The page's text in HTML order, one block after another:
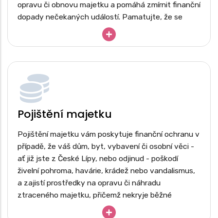
opravu či obnovu majetku a pomáhá zmírnit finanční
dopady nečekaných událostí. Pamatujte, že se
nevztahuje na běžné opotřebení ani úmyslné
Chata, chalupa či rekreační objekt
Garáž, kůlna, zahradní domek
Ploty, brány, opěrné zdi a zpevněné plochy
Bazény, vířivky a zahradní jezírka
Solární panely a fotovoltaické elektrárny
Přípojky inženýrských sítí – voda, plyn,
elektřina, kanalizace
Pevně zabudované vybavení – vestavěné
skříně, kuchyňské linky, sanitární zařízení
Pojištění majetku
Pojištění majetku vám poskytuje finanční ochranu v
případě, že váš dům, byt, vybavení či osobní věci -
ať již jste z České Lípy, nebo odjinud - poškodí
živelní pohroma, havárie, krádež nebo vandalismus,
a zajistí prostředky na opravu či náhradu
ztraceného majetku, přičemž nekryje běžné
opotřebení ani škody způsobené úmyslně.